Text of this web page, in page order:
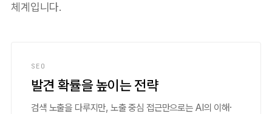
체계입니다.
SEO
발견 확률을 높이는 전략
검색 노출을 다루지만, 노출 중심 접근만으로는 AI의 이해·